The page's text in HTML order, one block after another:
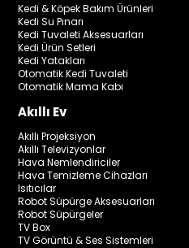
Kedi & Köpek Bakım Ürünleri
Kedi Su Pınarı
Kedi Tuvaleti Aksesuarları
Kedi Ürün Setleri
Kedi Yatakları
Otomatik Kedi Tuvaleti
Otomatik Mama Kabı
Akıllı Ev
Akıllı Projeksiyon
Akıllı Televizyonlar
Hava Nemlendiriciler
Hava Temizleme Cihazları
Isıtıcılar
Robot Süpürge Aksesuarları
Robot Süpürgeler
TV Box
TV Görüntü & Ses Sistemleri